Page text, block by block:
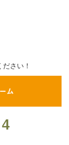
さい！
ム